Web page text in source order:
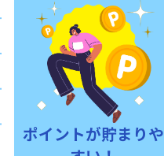
ポイントが貯まりや